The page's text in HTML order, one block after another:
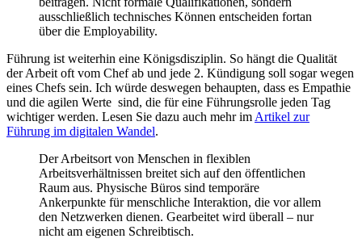
ausschließlich technisches Können entscheiden fortan
über die Employability.
Führung ist weiterhin eine Königsdisziplin. So hängt die Qualität
der Arbeit oft vom Chef ab und jede 2. Kündigung soll sogar wegen
eines Chefs sein. Ich würde deswegen behaupten, dass es Empathie
und die agilen Werte sind, die für eine Führungsrolle jeden Tag
wichtiger werden. Lesen Sie dazu auch mehr im Artikel zur
Führung im digitalen Wandel.
Der Arbeitsort von Menschen in flexiblen
Arbeitsverhältnissen breitet sich auf den öffentlichen
Raum aus. Physische Büros sind temporäre
Ankerpunkte für menschliche Interaktion, die vor allem
den Netzwerken dienen. Gearbeitet wird überall – nur
nicht am eigenen Schreibtisch.